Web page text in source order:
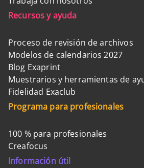
Recursos y ayuda
Proceso de revisión de archivos
Modelos de calendarios 2027
Blog Exaprint
Muestrarios y herramientas de
Fidelidad Exaclub
Programa para profesionales
100 % para profesionales
Creafocus
Información útil